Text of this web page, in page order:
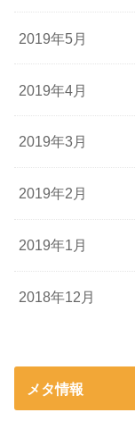
2019年5月
2019年4月
2019年3月
2019年2月
2019年1月
2018年12月
メタ情報